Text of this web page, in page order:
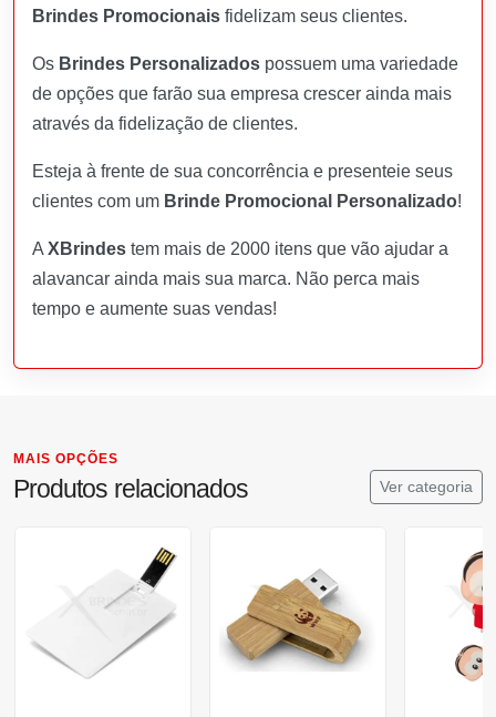
Brindes Promocionais fidelizam seus clientes.
Os Brindes Personalizados possuem uma variedade
de opções que farão sua empresa crescer ainda mais
através da fidelização de clientes.
Esteja à frente de sua concorrência e presenteie seus
clientes com um Brinde Promocional Personalizado!
A XBrindes tem mais de 2000 itens que vão ajudar a
alavancar ainda mais sua marca. Não perca mais
tempo e aumente suas vendas!
MAIS OPÇÕES
Produtos relacionados Ver categoria